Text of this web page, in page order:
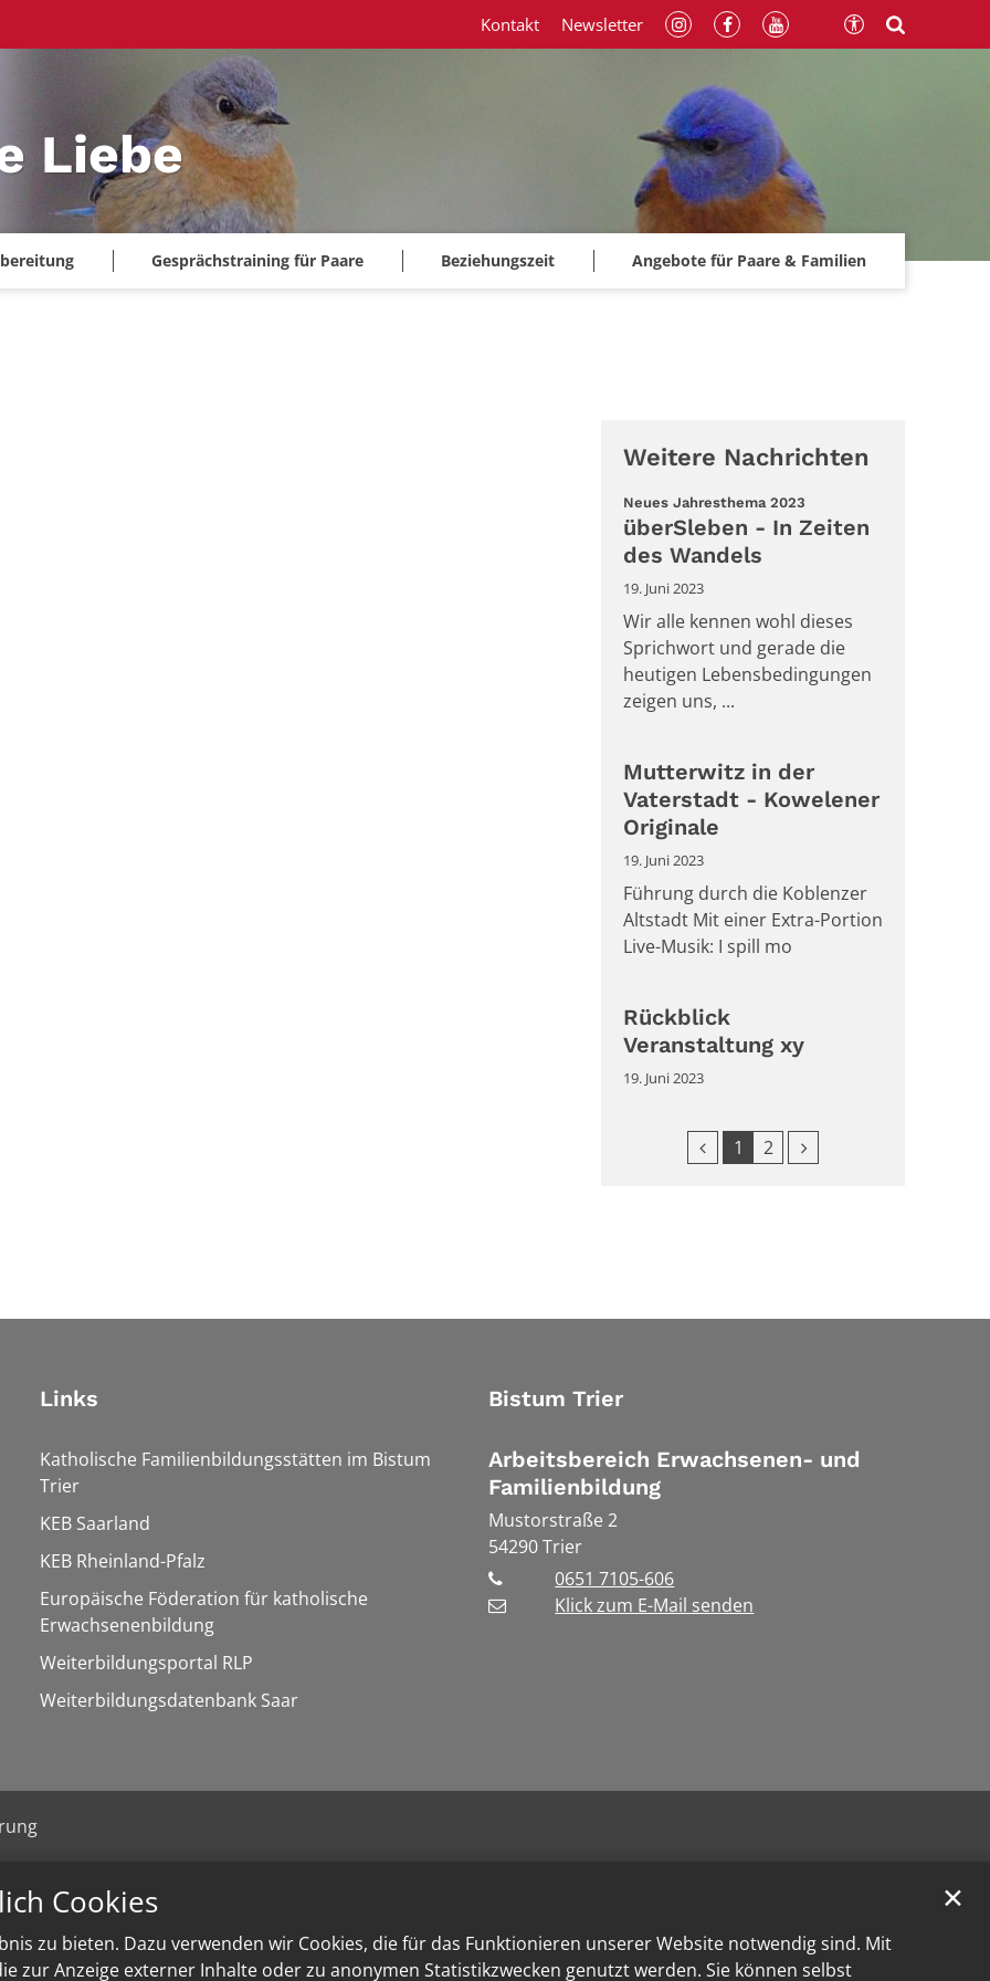
Cookies
zu bieten. Dazu verwenden wir Cookies, die für das Funktionieren unserer Website notwendig sind. Mit
zur Anzeige externer Inhalte oder zu anonymen Statistikzwecken genutzt werden. Sie können selbst
✕
Liebe
Gesprächstraining für Paare Beziehungszeit Angebote für Paare & Familien
Kontakt Newsletter
Weitere Nachrichten
Neues Jahresthema 2023
überSleben - In Zeiten
des Wandels
19. Juni 2023
Wir alle kennen wohl dieses
Sprichwort und gerade die
heutigen Lebensbedingungen
zeigen uns, ...
Mutterwitz in der
Vaterstadt - Kowelener
Originale
19. Juni 2023
Führung durch die Koblenzer
Altstadt Mit einer Extra-Portion
Live-Musik: I spill mo
Rückblick
Veranstaltung xy
19. Juni 2023
Vorherige Seite
1 2 Nächste Seite
Links
Katholische Familienbildungsstätten im Bistum
Trier
KEB Saarland
KEB Rheinland-Pfalz
Europäische Föderation für katholische
Erwachsenenbildung
Weiterbildungsportal RLP
Weiterbildungsdatenbank Saar
Bistum Trier
Arbeitsbereich Erwachsenen- und
Familienbildung
Mustorstraße 2
54290Trier
0651 7105-606
Klick zum E-Mail senden